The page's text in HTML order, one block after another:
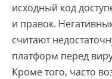
исходный код
и правок.
считают
платформ перед
Кроме того, часто